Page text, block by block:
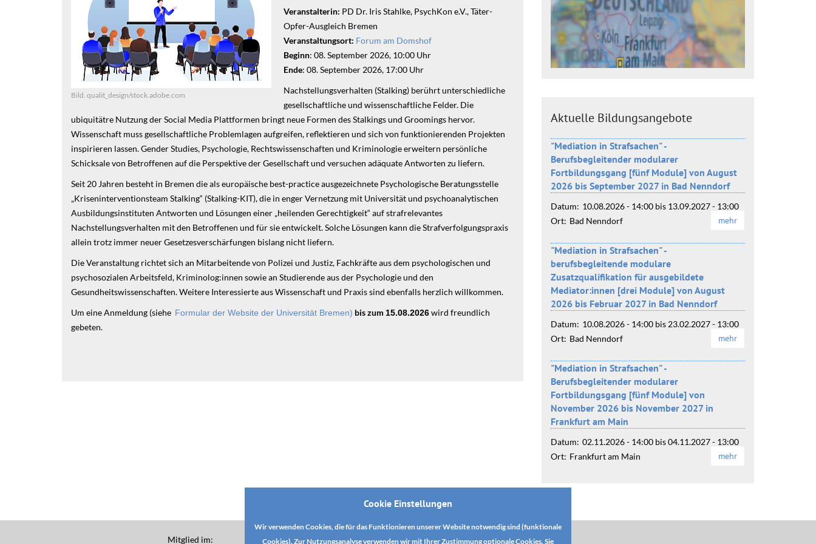
Cookie Einstellungen
Wir verwenden Cookies, die für das Funktionieren unserer Website notwendig sind (funktionale
Cookies). Zur Nutzungsanalyse verwenden wir mit Ihrer Zustimmung optionale Cookies. Sie
Bild. qualit_design/stock.adobe.com
Veranstalterin: PD Dr. Iris Stahlke, PsychKon e.V., Täter-
Opfer-Ausgleich Bremen
Veranstaltungsort: Forum am Domshof
Beginn: 08. September 2026, 10:00 Uhr
Ende: 08. September 2026, 17:00 Uhr
Nachstellungsverhalten (Stalking) berührt unterschiedliche
gesellschaftliche und wissenschaftliche Felder. Die
ubiquitätre Nutzung der Social Media Plattformen bringt neue Formen des Stalkings und Groomings hervor.
Wissenschaft muss gesellschaftliche Problemlagen aufgreifen, reflektieren und sich von funktionierenden Projekten
inspirieren lassen. Gender Studies, Psychologie, Rechtswissenschaften und Kriminologie erweitern persönliche
Schicksale von Betroffenen auf die Perspektive der Gesellschaft und versuchen adäquate Antworten zu liefern.
Seit 20 Jahren besteht in Bremen die als europäische best-practice ausgezeichnete Psychologische Beratungsstelle
„Kriseninterventionsteam Stalking“ (Stalking-KIT), die in enger Vernetzung mit Universität und psychoanalytischen
Ausbildungsinstituten Antworten und Lösungen einer „heilenden Gerechtigkeit“ auf strafrelevantes
Nachstellungsverhalten mit den Betroffenen und für sie entwickelt. Solche Lösungen kann die Strafverfolgungspraxis
allein trotz immer neuer Gesetzesverschärfungen bislang nicht liefern.
Die Veranstaltung richtet sich an Mitarbeitende von Polizei und Justiz, Fachkräfte aus dem psychologischen und
psychosozialen Arbeitsfeld, Kriminolog:innen sowie an Studierende aus der Psychologie und den
Gesundheitswissenschaften. Weitere Interessierte aus Wissenschaft und Praxis sind ebenfalls herzlich willkommen.
Um eine Anmeldung (siehe Formular der Website der Universität Bremen) bis zum 15.08.2026wird freundlich
gebeten.
Aktuelle Bildungsangebote
"Mediation in Strafsachen" -
Berufsbegleitender modularer
Fortbildungsgang [fünf Module] von August
2026 bis September 2027 in Bad Nenndorf
Datum: 10.08.2026 - 14:00 bis 13.09.2027 - 13:00
Ort: Bad Nenndorf mehr
"Mediation in Strafsachen" -
berufsbegleitende modulare
Zusatzqualifikation für ausgebildete
Mediator:innen [drei Module] von August
2026 bis Februar 2027 in Bad Nenndorf
Datum: 10.08.2026 - 14:00 bis 23.02.2027 - 13:00
Ort: Bad Nenndorf mehr
"Mediation in Strafsachen" -
Berufsbegleitender modularer
Fortbildungsgang [fünf Module] von
November 2026 bis November 2027 in
Frankfurt am Main
Datum: 02.11.2026 - 14:00 bis04.11.2027 - 13:00
Ort: Frankfurt am Main mehr
Mitglied im: